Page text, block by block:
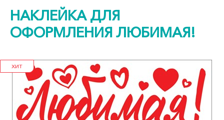
НАКЛЕЙКА ДЛЯ
ОФОРМЛЕНИЯ ЛЮБИМАЯ!
ХИТ